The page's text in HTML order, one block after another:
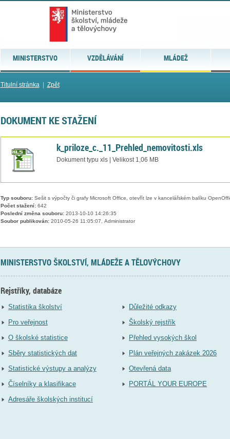
MINISTERSTVO VZDĚLÁVÁNÍ MLÁDEŽ
Titulní stránka| Zpět
DOKUMENT KE STAŽENÍ
k_priloze_c._11_Prehled_nemovitosti.xls
Dokument typu xls | Velikost 1,06 MB
Typ souboru:Sešit s výpočty či grafy Microsoft Office, otevřít lze v kancelářském balíku
Počet stažení:642
Poslední změna souboru:2013-10-10 14:26:35
Soubor publikován:2010-05-26 11:05:07, Administrator
MINISTERSTVO ŠKOLSTVÍ, MLÁDEŽE A TĚLOVÝCHOVY
Rejstříky, databáze
Statistika školství
Pro veřejnost
O školské statistice
Sběry statistických dat
Statistické výstupy a analýzy
Číselníky a klasifikace
Adresáře školských institucí
Důležité odkazy
Školský rejstřík
Přehled vysokých škol
Plán veřejných zakázek 2026
Otevřená data
PORTÁL YOUR EUROPE